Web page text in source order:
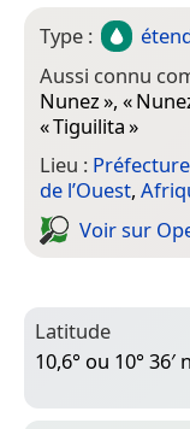
Type :
Aussi connu
Nunez», «
«Tiguilita»
Lieu :
de l’Ouest,
Voir sur
Latitude
10,6° ou 10° 36′